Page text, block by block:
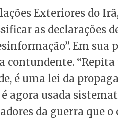
Exteriores do
as declarações
Em sua
contundente.
é uma lei da
é agora usada
da guerra que o